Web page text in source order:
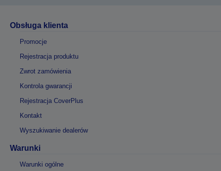
Obsługa klienta
Promocje
Rejestracja produktu
Zwrot zamówienia
Kontrola gwarancji
Rejestracja CoverPlus
Kontakt
Wyszukiwanie dealerów
Warunki
Warunki ogólne